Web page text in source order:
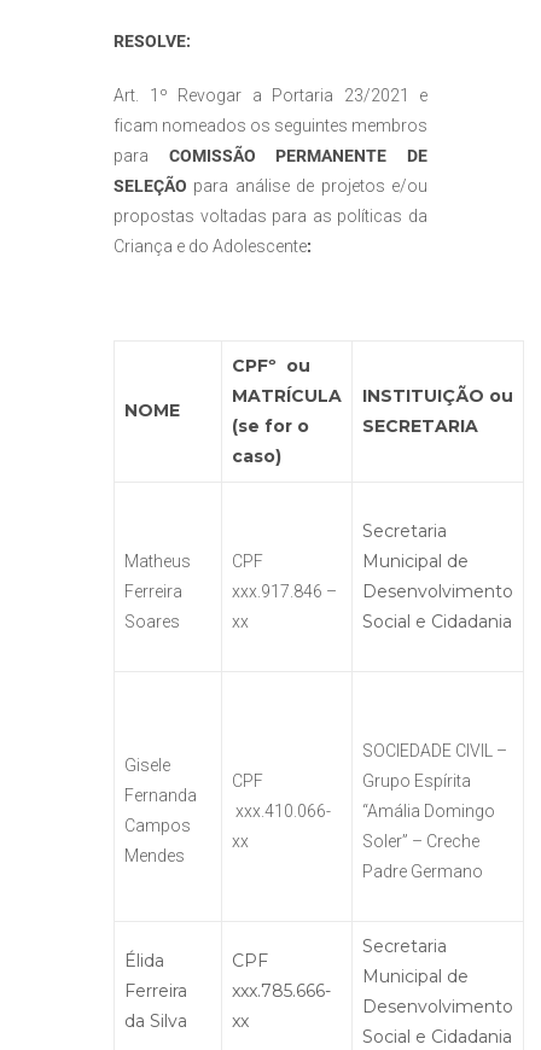
RESOLVE:
Art. 1º Revogar a Portaria 23/2021 e
ficam nomeados os seguintes membros
para COMISSÃO PERMANENTE DE
SELEÇÃO para análise de projetos e/ou
propostas voltadas para as políticas da
Criança e do Adolescente:
NOME
CPFº ou
MATRÍCULA
(se for o
caso)
INSTITUIÇÃO ou
SECRETARIA
Matheus
Ferreira
Soares
CPF
xxx.917.846 –
xx
Secretaria
Municipal de
Desenvolvimento
Social e Cidadania
Gisele
Fernanda
Campos
Mendes
CPF
xxx.410.066-
xx
SOCIEDADE CIVIL –
Grupo Espírita
“Amália Domingo
Soler” – Creche
Padre Germano
Élida
Ferreira
da Silva
CPF
xxx.785.666-
xx
Secretaria
Municipal de
Desenvolvimento
Social e Cidadania